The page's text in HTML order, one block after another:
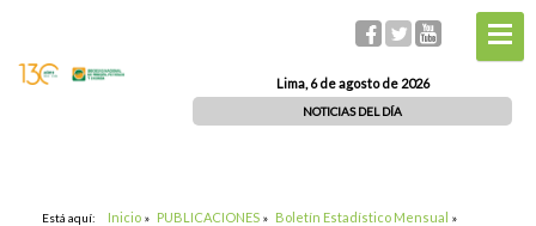
Lima, 6 de agosto de 2026
NOTICIAS DEL DÍA
Está aquí: Inicio » PUBLICACIONES » Boletín Estadístico Mensual »